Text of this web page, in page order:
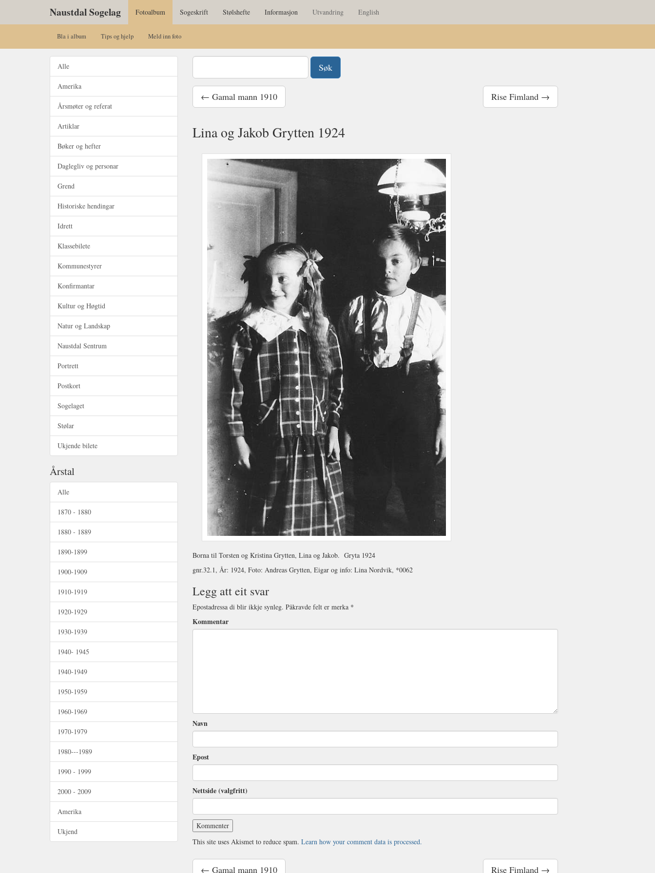
Naustdal Sogelag Fotoalbum Sogeskrift Stølshefte Informasjon Utvandring English
Bla i album Tips og hjelp Meld inn foto
Alle
Amerika
Årsmøter og referat
Artiklar
Bøker og hefter
Daglegliv og personar
Grend
Historiske hendingar
Idrett
Klassebilete
Kommunestyrer
Konfirmantar
Kultur og Høgtid
Natur og Landskap
Naustdal Sentrum
Portrett
Postkort
Sogelaget
Stølar
Ukjende bilete
Årstal
Alle
1870 - 1880
1880 - 1889
1890-1899
1900-1909
1910-1919
1920-1929
1930-1939
1940- 1945
1940-1949
1950-1959
1960-1969
1970-1979
1980---1989
1990 - 1999
2000 - 2009
Amerika
Ukjend
← Gamal mann 1910 Rise Fimland →
Lina og Jakob Grytten 1924
Borna til Torsten og Kristina Grytten, Lina og Jakob. Gryta 1924
gnr.32.1, År: 1924, Foto: Andreas Grytten, Eigar og info: Lina Nordvik, *0062
Legg att eit svar
Epostadressa di blir ikkje synleg. Påkravde felt er merka *
Kommentar
Navn
Epost
Nettside (valgfritt)
This site uses Akismet to reduce spam. Learn how your comment data is processed.
← Gamal mann 1910 Rise Fimland →